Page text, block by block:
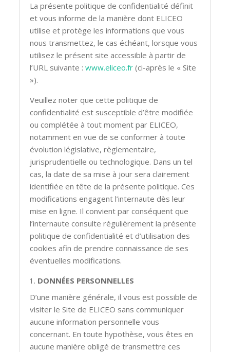
La présente politique de confidentialité définit
et vous informe de la manière dont ELICEO
utilise et protège les informations que vous
nous transmettez, le cas échéant, lorsque vous
utilisez le présent site accessible à partir de
l’URL suivante :www.eliceo.fr (ci-après le « Site
»).
Veuillez noter que cette politique de
confidentialité est susceptible d’être modifiée
ou complétée à tout moment par ELICEO,
notamment en vue de se conformer à toute
évolution législative, règlementaire,
jurisprudentielle ou technologique. Dans un tel
cas, la date de sa mise à jour sera clairement
identifiée en tête de la présente politique. Ces
modifications engagent l’internaute dès leur
mise en ligne. Il convient par conséquent que
l’internaute consulte régulièrement la présente
politique de confidentialité et d’utilisation des
cookies afin de prendre connaissance de ses
éventuelles modifications.
DONNÉES PERSONNELLES
D’une manière générale, il vous est possible de
visiter le Site de ELICEO sans communiquer
aucune information personnelle vous
concernant. En toute hypothèse, vous êtes en
aucune manière obligé de transmettre ces